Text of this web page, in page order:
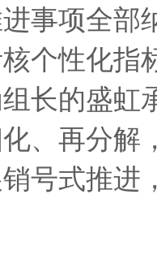
事项全部
个性化指
长的盛虹
、再分解
号式推进